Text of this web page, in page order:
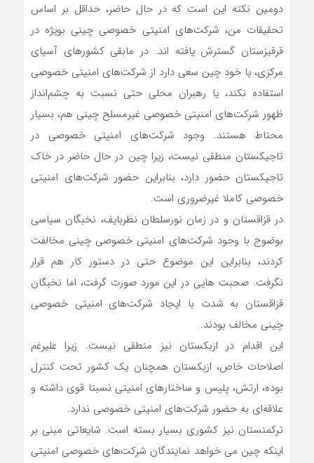
دومین نکته این است که در حال حاضر، حداقل بر اساس
تحقیقات من، شرکت‌های امنیتی خصوصی چینی بویژه در
قرقیزستان گسترش یافته اند. در مابقی کشورهای آسیای
مرکزی، یا خود چین سعی دارد از شرکت‌های امنیتی خصوصی
استفاده نکند، یا رهبران محلی حتی نسبت به چشم‌انداز
ظهور شرکت‌های امنیتی خصوصی غیرمسلح چینی هم، بسیار
محتاط هستند. وجود شرکت‌های امنیتی خصوصی در
تاجیکستان منطقی نیست، زیرا چین در حال حاضر در خاک
تاجیکستان حضور دارد، بنابراین حضور شرکت‌های امنیتی
خصوصی کاملا غیرضروری است.
در قزاقستان و در زمان نورسلطان نظربایف، نخبگان سیاسی
بوضوح با وجود شرکت‌های امنیتی خصوصی چینی مخالفت
کردند، بنابراین این موضوع حتی در دستور کار هم قرار
نگرفت. صحبت هایی در این مورد صورت گرفت، اما نخبگان
قزاقستان به شدت با ایجاد شرکت‌های امنیتی خصوصی
چینی مخالف بودند.
این اقدام در ازبکستان نیز منطقی نیست. زیرا علیرغم
اصلاحات خاص، ازبکستان همچنان یک کشور تحت کنترل
بوده، ارتش، پلیس و ساختارهای امنیتی نسبتا قوی داشته و
علاقه‌ای به حضور شرکت‌های امنیتی خصوصی ندارد.
ترکمنستان نیز کشوری بسیار بسته است. شایعاتی مبنی بر
اینکه چین می خواهد نمایندگان شرکت‌های خصوصی امنیتی